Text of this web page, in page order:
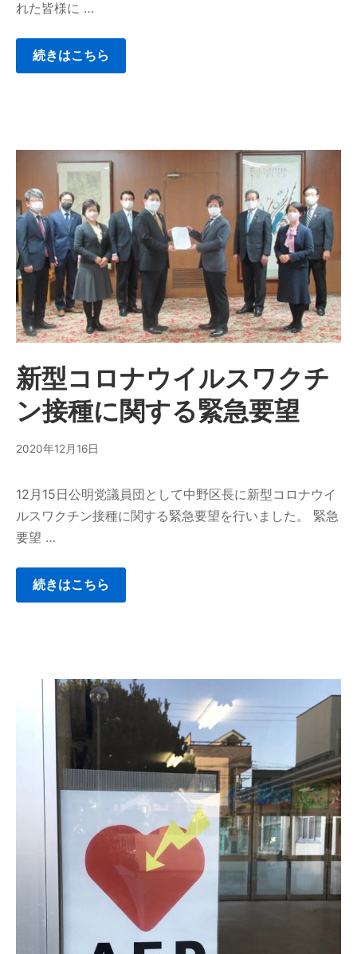
れた皆様に …
続きはこちら
新型コロナウイルスワクチ
ン接種に関する緊急要望
2020年12月16日
12月15日公明党議員団として中野区長に新型コロナウイ
ルスワクチン接種に関する緊急要望を行いました。 緊急
要望 …
続きはこちら